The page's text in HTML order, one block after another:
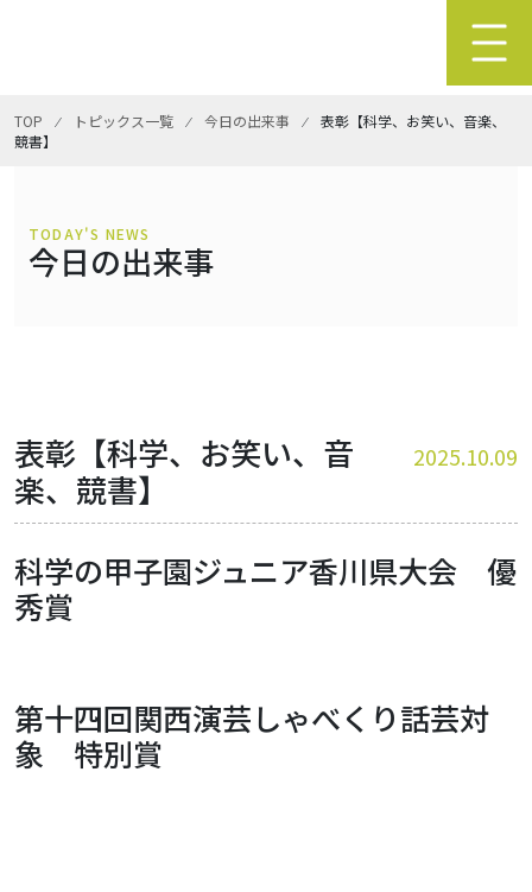
TOP ⁄ トピックス一覧 ⁄ 今日の出来事 ⁄ 表彰【科学、お笑い、音楽、
競書】
TODAY'S NEWS
今日の出来事
表彰【科学、お笑い、音
楽、競書】
2025.10.09
科学の甲子園ジュニア香川県大会 優
秀賞
第十四回関西演芸しゃべくり話芸対
象 特別賞